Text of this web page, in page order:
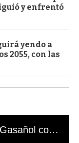
y enfrentó
yendo a
2055, con las
El mal momento de Yanina Gasañol con un hincha argentino en "Subrayado"